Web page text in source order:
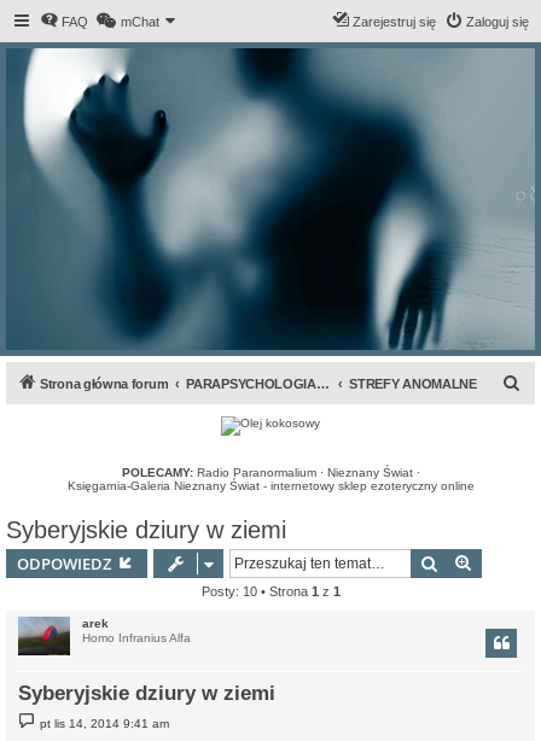
FAQ mChat Zaloguj się
Zarejestruj się
Strona główna forum PARAPSYCHOLOGIA & ANOMALIA STREFY ANOMALNE
POLECAMY: Radio Paranormalium· Nieznany Świat·
Księgarnia-Galeria Nieznany Świat - internetowy sklep ezoteryczny online
Syberyjskie dziury w ziemi
ODPOWIEDZ Szukaj
Posty: 10 • Strona 1 z 1
arek
Homo Infranius Alfa
Syberyjskie dziury w ziemi
o
pt lis 14, 2014 9:41 am